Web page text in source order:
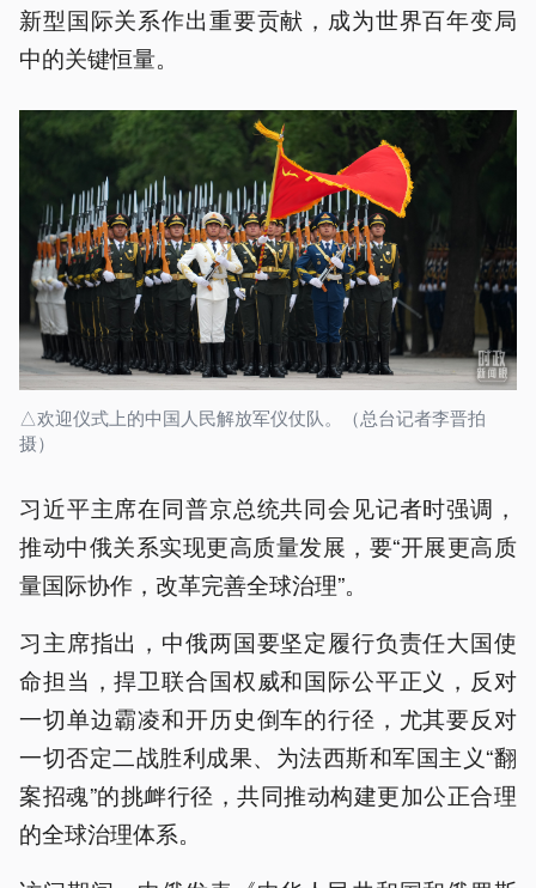
新型国际关系作出重要贡献，成为世界百年变局
中的关键恒量。
△欢迎仪式上的中国人民解放军仪仗队。（总台记者李晋拍
摄）
习近平主席在同普京总统共同会见记者时强调，
推动中俄关系实现更高质量发展，要“开展更高质
量国际协作，改革完善全球治理”。
习主席指出，中俄两国要坚定履行负责任大国使
命担当，捍卫联合国权威和国际公平正义，反对
一切单边霸凌和开历史倒车的行径，尤其要反对
一切否定二战胜利成果、为法西斯和军国主义“翻
案招魂”的挑衅行径，共同推动构建更加公正合理
的全球治理体系。